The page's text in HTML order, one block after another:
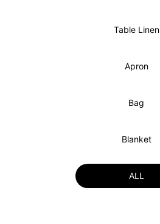
Table Linen
Apron
Bag
Blanket
ALL